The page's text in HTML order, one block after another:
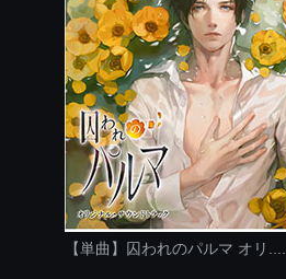
【単曲】囚われのパルマ オリ....